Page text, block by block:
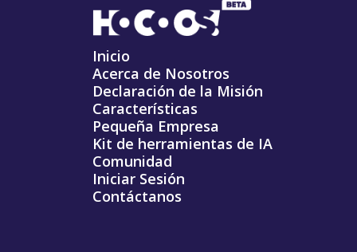
Inicio
Acerca de Nosotros
Declaración de la Misión
Características
Pequeña Empresa
Kit de herramientas de IA
Comunidad
Iniciar Sesión
Contáctanos